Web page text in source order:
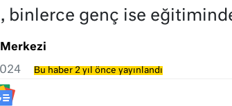
binlerce genç ise
Bu haber 2 yıl önce yayınlandı